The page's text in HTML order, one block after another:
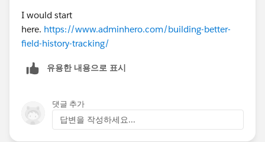
I would start
here. https://www.adminhero.com/building-better-
field-history-tracking/
유용한 내용으로 표시
댓글 추가
답변을 작성하세요...